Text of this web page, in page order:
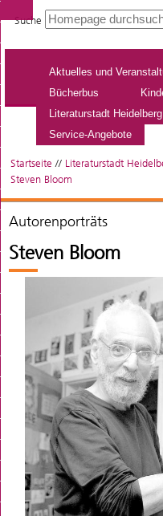
Suche
Aktuelles und
Bücherbus
Literaturstadt Heidelberg
Service-Angebote
Startseite // Literaturstadt
Steven Bloom
Autorenporträts
Steven Bloom